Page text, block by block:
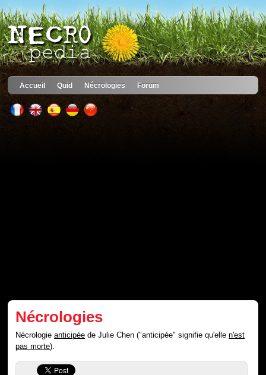
Accueil Quid Nécrologies Forum
Nécrologies
Nécrologieanticipée de Julie Chen ("anticipée" signifie qu'ellen'est
pas morte).